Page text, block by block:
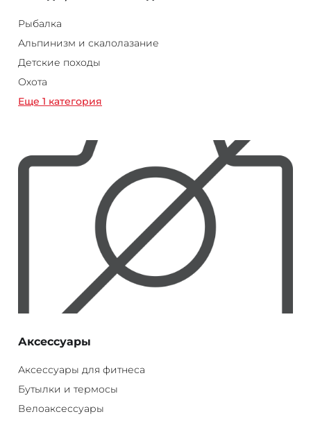
Рыбалка
Альпинизм и скалолазание
Детские походы
Охота
Еще 1 категория
Аксессуары
Аксессуары для фитнеса
Бутылки и термосы
Велоаксессуары